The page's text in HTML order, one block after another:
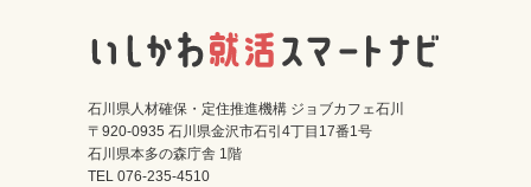
ログイン 会員登録
石川県人材確保・定住推進機構 ジョブカフェ石川
〒920-0935 石川県金沢市石引4丁目17番1号
石川県本多の森庁舎 1階
TEL 076-235-4510